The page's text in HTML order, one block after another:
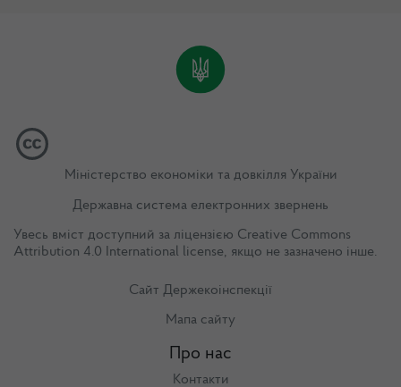
Міністерство економіки та довкілля України
Державна система електронних звернень
Увесь вміст доступний за ліцензією Creative Commons
Attribution 4.0 International license, якщо не зазначено інше.
Сайт Держекоінспекції
Мапа сайту
Про нас
Контакти